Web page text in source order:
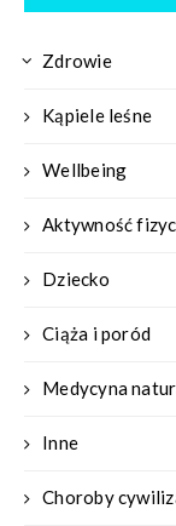
Zdrowie
Kąpiele leśne
Wellbeing
Aktywność
Dziecko
Ciąża i poród
Medycyna
Inne
Choroby